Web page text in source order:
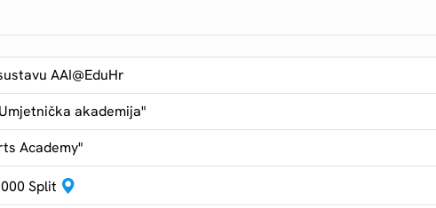
AAI@EduHr
akademija"
Academy"
Split